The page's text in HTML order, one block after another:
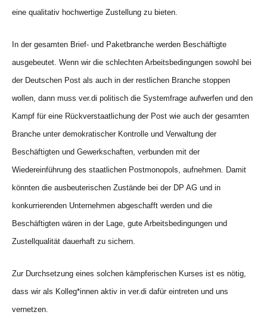
eine qualitativ hochwertige Zustellung zu bieten.
In der gesamten Brief- und Paketbranche werden Beschäftigte
ausgebeutet. Wenn wir die schlechten Arbeitsbedingungen sowohl bei
der Deutschen Post als auch in der restlichen Branche stoppen
wollen, dann muss ver.di politisch die Systemfrage aufwerfen und den
Kampf für eine Rückverstaatlichung der Post wie auch der gesamten
Branche unter demokratischer Kontrolle und Verwaltung der
Beschäftigten und Gewerkschaften, verbunden mit der
Wiedereinführung des staatlichen Postmonopols, aufnehmen. Damit
könnten die ausbeuterischen Zustände bei der DP AG und in
konkurrierenden Unternehmen abgeschafft werden und die
Beschäftigten wären in der Lage, gute Arbeitsbedingungen und
Zustellqualität dauerhaft zu sichern.
Zur Durchsetzung eines solchen kämpferischen Kurses ist es nötig,
dass wir als Kolleg*innen aktiv in ver.di dafür eintreten und uns
vernetzen.